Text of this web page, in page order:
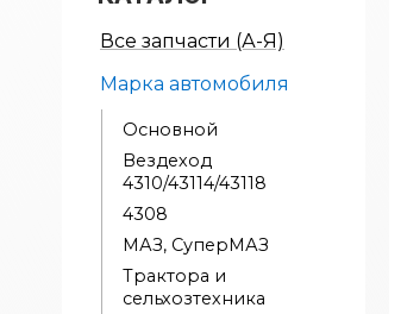
Все запчасти (А-Я)
Марка автомобиля
Основной
Вездеход
4310/43114/43118
4308
МАЗ, СуперМАЗ
Трактора и
сельхозтехника